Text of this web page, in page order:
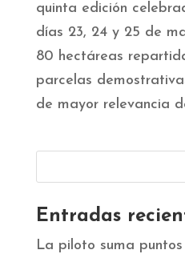
quinta edición
días 23, 24 y 25 de
80 hectáreas
parcelas
de mayor relevancia
Entradas
La piloto suma